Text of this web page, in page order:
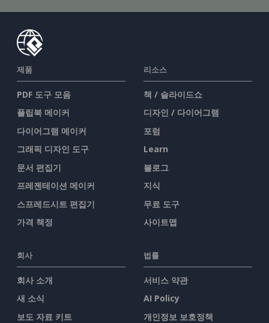
제품
PDF 도구 모음
플립북 메이커
다이어그램 메이커
그래픽 디자인 도구
문서 편집기
프레젠테이션 메이커
스프레드시트 편집기
가격 책정
리소스
책 / 슬라이드쇼
디자인 / 다이어그램
포럼
Learn
블로그
지식
무료 도구
사이트맵
회사
회사 소개
새 소식
보도 자료 키트
법률
서비스 약관
AI Policy
개인정보 보호정책